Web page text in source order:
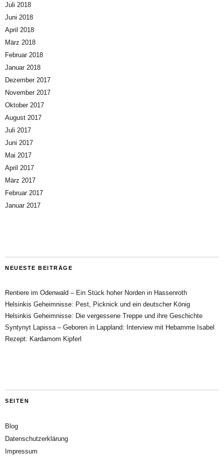
Juli 2018
Juni 2018
April 2018
März 2018
Februar 2018
Januar 2018
Dezember 2017
November 2017
Oktober 2017
August 2017
Juli 2017
Juni 2017
Mai 2017
April 2017
März 2017
Februar 2017
Januar 2017
NEUESTE BEITRÄGE
Rentiere im Odenwald – Ein Stück hoher Norden in Hassenroth
Helsinkis Geheimnisse: Pest, Picknick und ein deutscher König
Helsinkis Geheimnisse: Die vergessene Treppe und ihre Geschichte
Syntynyt Lapissa – Geboren in Lappland: Interview mit Hebamme Isabel
Rezept: Kardamom Kipferl
SEITEN
Blog
Datenschutzerklärung
Impressum